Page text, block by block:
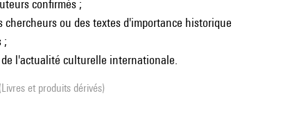
confirmés ;
chercheurs ou des textes d'importance historique
;
l'actualité culturelle internationale.
et produits dérivés)